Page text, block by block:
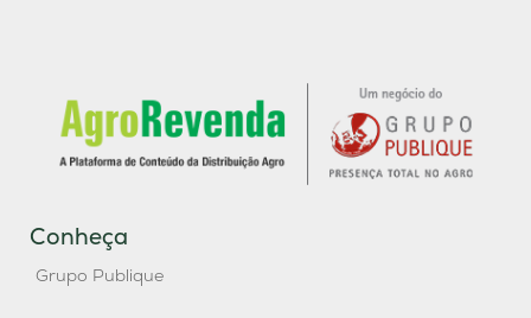
Conheça
Grupo Publique